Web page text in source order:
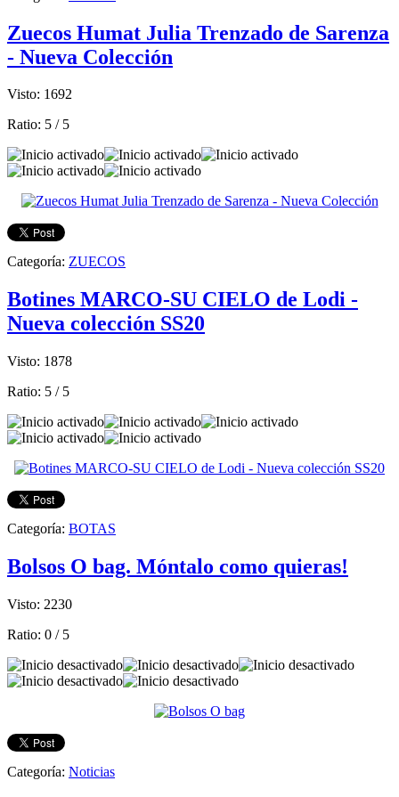
Zuecos Humat Julia Trenzado de Sarenza
- Nueva Colección
Visto: 1692
Ratio: 5 / 5
Categoría: ZUECOS
Botines MARCO-SU CIELO de Lodi -
Nueva colección SS20
Visto: 1878
Ratio: 5 / 5
Categoría: BOTAS
Bolsos O bag. Móntalo como quieras!
Visto: 2230
Ratio: 0 / 5
Categoría: Noticias